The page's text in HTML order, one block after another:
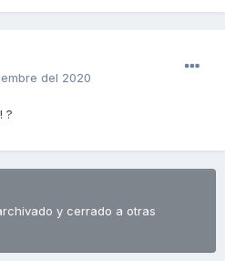
del 2020
?
y cerrado a otras